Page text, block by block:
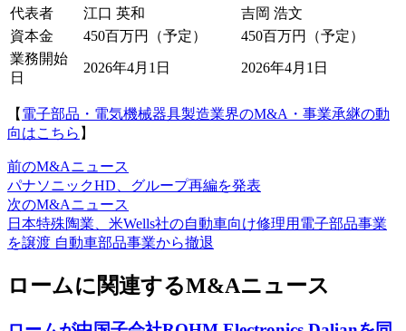
代表者
江口 英和
吉岡 浩文
資本金
450百万円（予定）
450百万円（予定）
業務開始
日
2026年4月1日 2026年4月1日
【 電子部品・電気機械器具製造業界のM&A・事業承継の動
向はこちら 】
前のM&Aニュース
パナソニックHD、グループ再編を発表
次のM&Aニュース
日本特殊陶業、米Wells社の自動車向け修理用電子部品事業
を譲渡 自動車部品事業から撤退
ロームに関連するM&Aニュース